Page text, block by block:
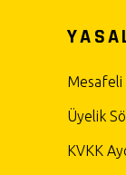
Mesafeli
Üyelik
KVKK